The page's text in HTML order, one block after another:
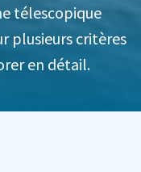
télescopique
plusieurs critères
en détail.